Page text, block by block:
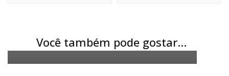
Você também pode gostar...
ADKO
Abará recheado de siri e cebola
palha: a melhor receita para esse
Cebola palha e Natal: conheça